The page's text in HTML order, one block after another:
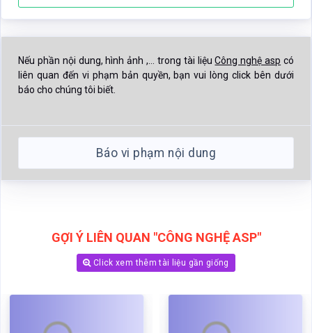
Nếu phần nội dung, hình ảnh ,... trong tài liệuCông nghệ asp có
liên quan đến vi phạm bản quyền, bạn vui lòng click bên dưới
báo cho chúng tôi biết.
Báo vi phạm nội dung
GỢI Ý LIÊN QUAN "CÔNG NGHỆ ASP"
Click xem thêm tài liệu gần giống